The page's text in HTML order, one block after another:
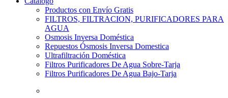
Productos con Envío Gratis
FILTROS, FILTRACION, PURIFICADORES PARA
AGUA
Osmosis Inversa Doméstica
Repuestos Ósmosis Inversa Domestica
Ultrafiltración Doméstica
Filtros Purificadores De Agua Sobre-Tarja
Filtros Purificadores De Agua Bajo-Tarja